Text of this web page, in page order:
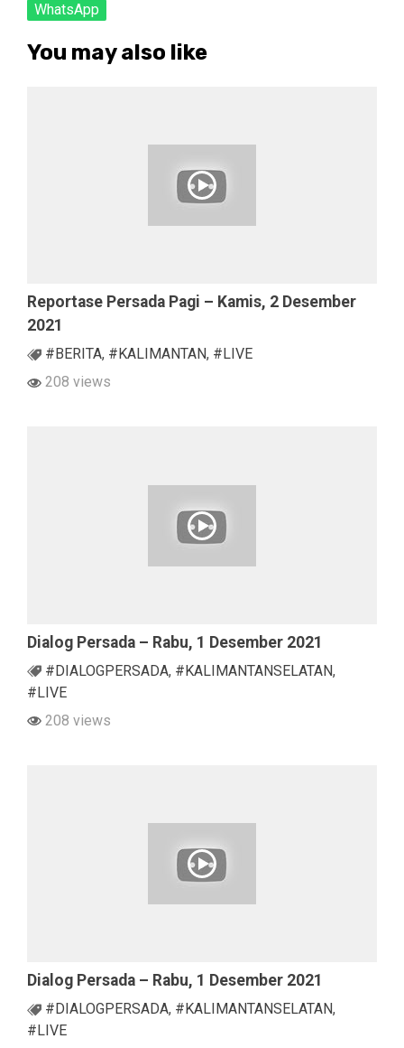
WhatsApp
You may also like
Reportase Persada Pagi – Kamis, 2 Desember
2021
#BERITA, #KALIMANTAN, #LIVE
208 views
Dialog Persada – Rabu, 1 Desember 2021
#DIALOGPERSADA, #KALIMANTANSELATAN,
#LIVE
208 views
Dialog Persada – Rabu, 1 Desember 2021
#DIALOGPERSADA, #KALIMANTANSELATAN,
#LIVE